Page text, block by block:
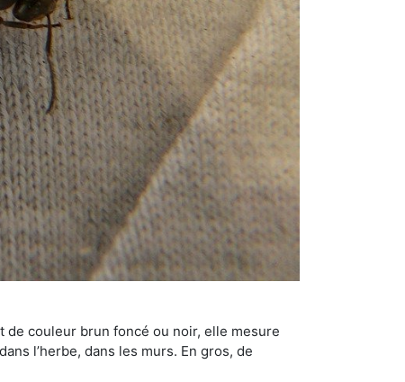
de couleur brun foncé ou noir, elle mesure
l’herbe, dans les murs. En gros, de